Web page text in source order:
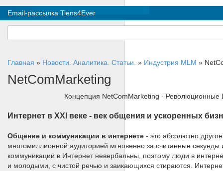
Email-рассылка Tiens4Ever
Главная » Новости. Аналитика. Статьи. » Индустрия MLM »
NetComMarketing
Концепция NetComMarketing -
Интернет в XXI веке - век общения и ускоренных
Общение и коммуникации в интернете - это абсолютно
многомиллионной аудиторией мгновенно за считанные
коммуникации в Интернет невербальны, поэтому люди в
и молодыми, с чистой речью и заикающихся стираются.